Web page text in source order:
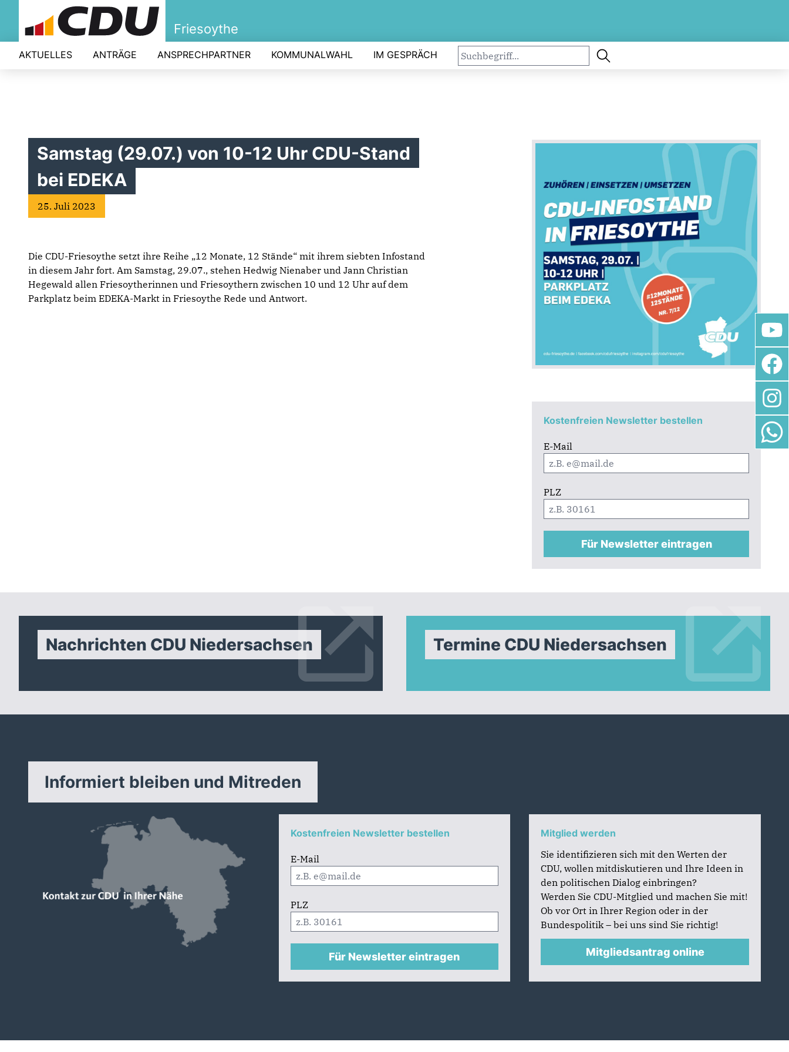
Friesoythe
AKTUELLES ANTRÄGE ANSPRECHPARTNER KOMMUNALWAHL IM GESPRÄCH
Kostenfreien Newsletter bestellen
E-Mail
PLZ
Für Newsletter eintragen
Samstag (29.07.) von 10-12 Uhr CDU-Stand
bei EDEKA
25. Juli 2023
Die CDU-Friesoythe setzt ihre Reihe „12 Monate, 12 Stände“ mit ihrem siebten Infostand
in diesem Jahr fort. Am Samstag, 29.07., stehen Hedwig Nienaber und Jann Christian
Hegewald allen Friesoytherinnen und Friesoythern zwischen 10 und 12 Uhr auf dem
Parkplatz beim EDEKA-Markt in Friesoythe Rede und Antwort.
Nachrichten CDU Niedersachsen Termine CDU Niedersachsen
Informiert bleiben und Mitreden
Kostenfreien Newsletter bestellen
E-Mail
PLZ
Für Newsletter eintragen
Mitglied werden
Sie identifizieren sich mit den Werten der
CDU, wollen mitdiskutieren und Ihre Ideen in
den politischen Dialog einbringen?
Werden Sie CDU-Mitglied und machen Sie mit!
Ob vor Ort in Ihrer Region oder in der
Bundespolitik – bei uns sind Sie richtig!
Mitgliedsantrag online